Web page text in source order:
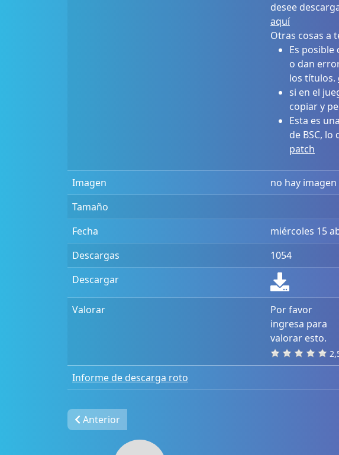
desee
aquí
Otras cosas a
Es
o dan
los títulos.
si en el
copiar y
Esta es
de BSC,
patch
Imagen
no hay
Tamaño
Fecha
miércoles 15
Descargas
1054
Descargar
Valorar
Por favor
ingresa para
valorar esto.
Informe de descarga roto
Anterior